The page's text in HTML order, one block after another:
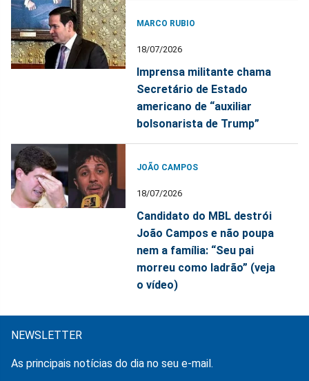
MARCO RUBIO
18/07/2026
Imprensa militante chama
Secretário de Estado
americano de “auxiliar
bolsonarista de Trump”
JOÃO CAMPOS
18/07/2026
Candidato do MBL destrói
João Campos e não poupa
nem a família: “Seu pai
morreu como ladrão” (veja
o vídeo)
NEWSLETTER
As principais notícias do dia no seu e-mail.